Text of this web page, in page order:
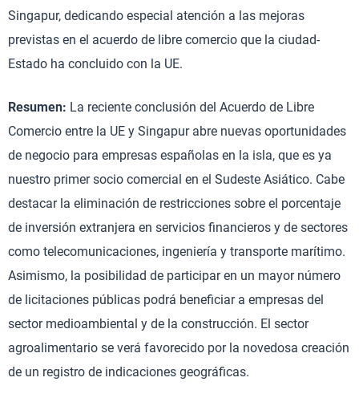
Singapur, dedicando especial atención a las mejoras
previstas en el acuerdo de libre comercio que la ciudad-
Estado ha concluido con la UE.
Resumen: La reciente conclusión del Acuerdo de Libre
Comercio entre la UE y Singapur abre nuevas oportunidades
de negocio para empresas españolas en la isla, que es ya
nuestro primer socio comercial en el Sudeste Asiático. Cabe
destacar la eliminación de restricciones sobre el porcentaje
de inversión extranjera en servicios financieros y de sectores
como telecomunicaciones, ingeniería y transporte marítimo.
Asimismo, la posibilidad de participar en un mayor número
de licitaciones públicas podrá beneficiar a empresas del
sector medioambiental y de la construcción. El sector
agroalimentario se verá favorecido por la novedosa creación
de un registro de indicaciones geográficas.